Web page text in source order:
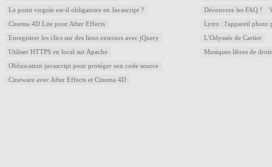
Le point virgule est-il obligatoire en Javascript ?
Cinema 4D Lite pour After Effects
Enregistrer les clics sur des liens externes avec jQuery
Utiliser HTTPS en local sur Apache
Obfuscation javascript pour protéger son code source
Cineware avec After Effects et Cinema 4D
Découvrez les FAQ !
Lytro : l'appareil photo
L'Odyssée de Cartier
Musiques libres de